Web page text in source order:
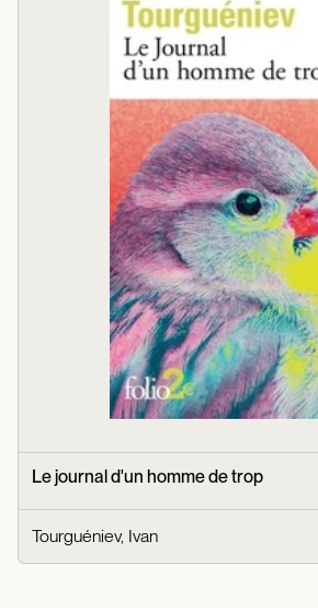
Le journal d'un homme de trop
Tourguéniev, Ivan